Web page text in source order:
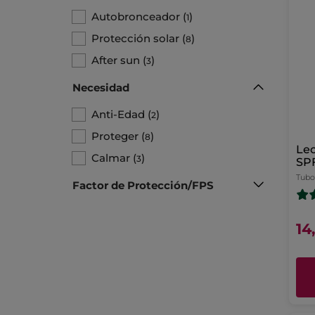
Autobronceador (1)
Protección solar (8)
After sun (3)
Necesidad
Anti-Edad (2)
Proteger (8)
Calmar (3)
Factor de Protección/FPS
Tubo